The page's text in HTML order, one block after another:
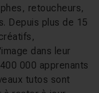
retoucheurs,
Depuis plus de 15
dans leur
000 apprenants
tutos sont